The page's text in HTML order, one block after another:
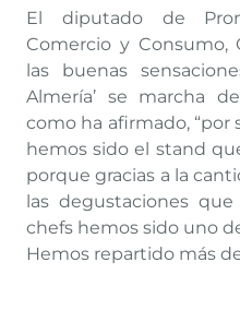
El diputado de
Comercio y Consumo,
las buenas
Almería’ se marcha
como ha afirmado,
hemos sido el stand
porque gracias a la
las degustaciones
chefs hemos sido uno
Hemos repartido más